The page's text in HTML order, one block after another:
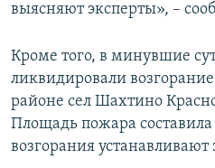
выясняют эксперты», –
Кроме того, в минувшие
ликвидировали
районе сел Шахтино
Площадь пожара
возгорания устанавливают